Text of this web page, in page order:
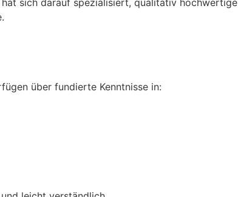
über fundierte Kenntnisse in: